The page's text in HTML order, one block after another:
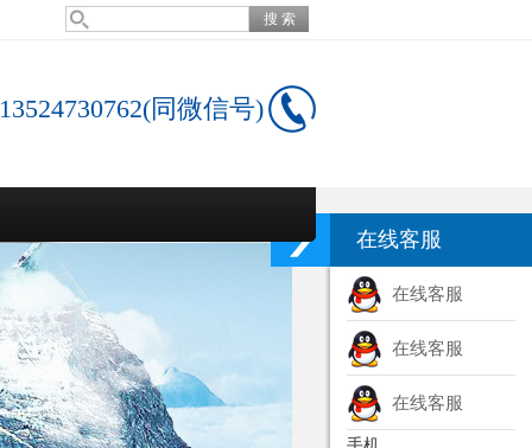
13524730762(同微信号)
在线客服
在线客服
在线客服
在线客服